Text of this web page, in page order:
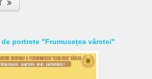
de portrete "Frumusețea vârstei"